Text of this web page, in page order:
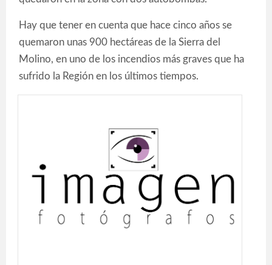
Hay que tener en cuenta que hace cinco años se
quemaron unas 900 hectáreas de la Sierra del
Molino, en uno de los incendios más graves que ha
sufrido la Región en los últimos tiempos.